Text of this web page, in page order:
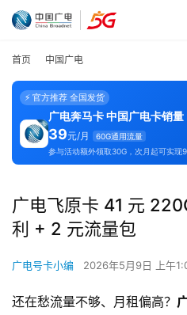
首页 中国广电
⚡ 官方推荐 全国发货
广电奔马卡 中国广电卡销量
39元/月
60G通用流量
参与活动额外领取30G，次月起可实现
广电飞原卡 41 元
利 + 2 元流量包
广电号卡小编 2026年5月9日 上午
还在愁流量不够、月租偏高？